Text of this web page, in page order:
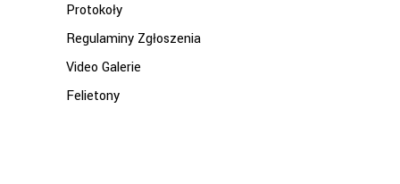
Protokoły
Regulaminy Zgłoszenia
Video Galerie
Felietony